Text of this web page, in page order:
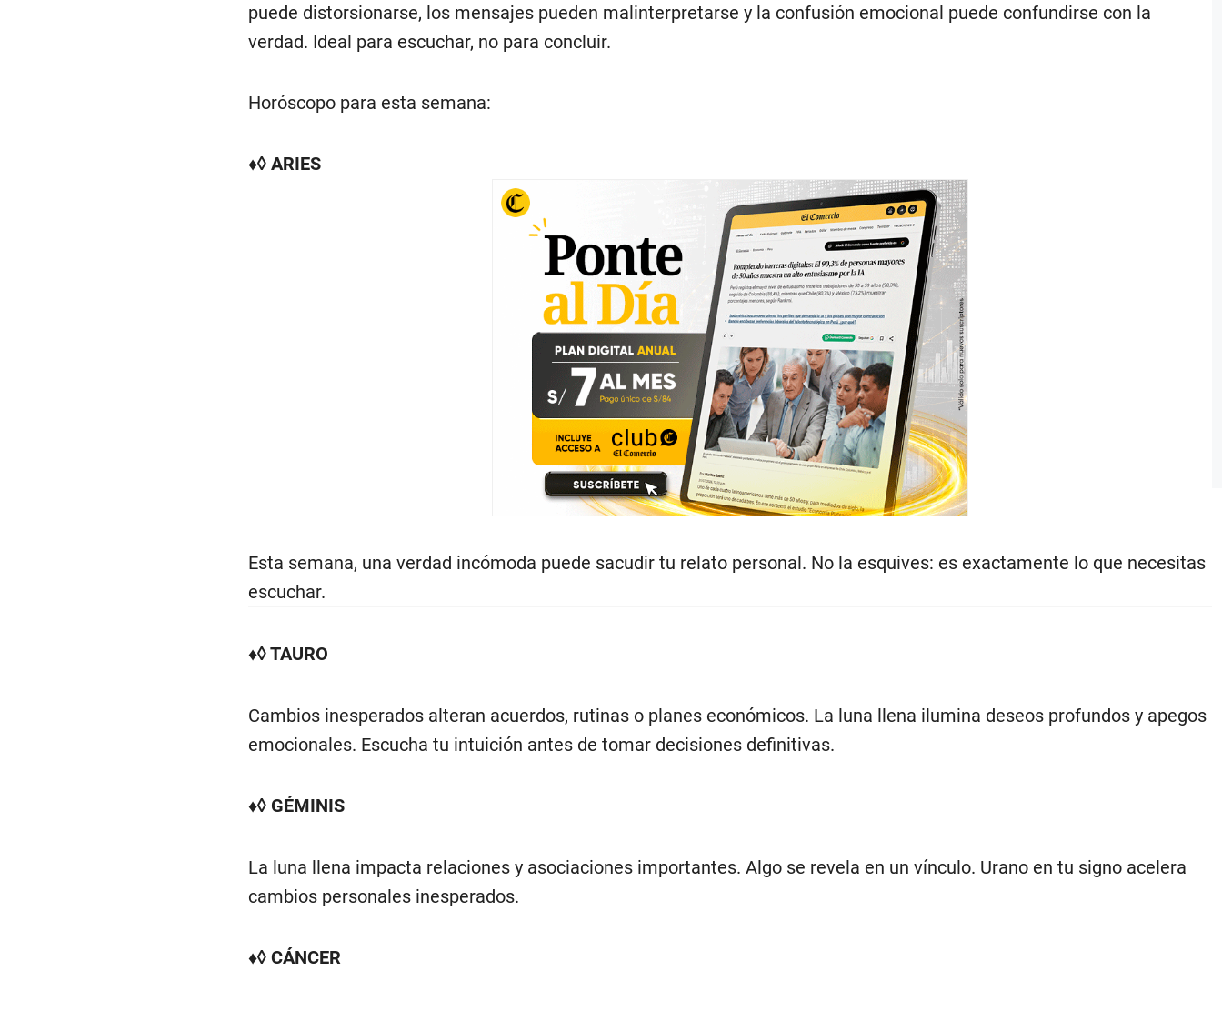
puede distorsionarse, los mensajes pueden malinterpretarse y la confusión emocional puede confundirse con la
verdad. Ideal para escuchar, no para concluir.
Horóscopo para esta semana:
♦◊ ARIES
Esta semana, una verdad incómoda puede sacudir tu relato personal. No la esquives: es exactamente lo que necesitas
escuchar.
♦◊ TAURO
Cambios inesperados alteran acuerdos, rutinas o planes económicos. La luna llena ilumina deseos profundos y apegos
emocionales. Escucha tu intuición antes de tomar decisiones definitivas.
♦◊ GÉMINIS
La luna llena impacta relaciones y asociaciones importantes. Algo se revela en un vínculo. Urano en tu signo acelera
cambios personales inesperados.
♦◊ CÁNCER